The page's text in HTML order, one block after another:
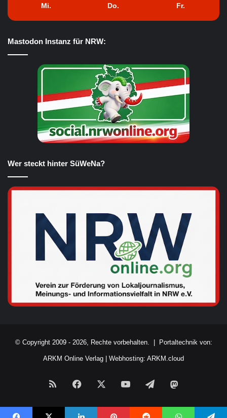
Mi. Do. Fr.
Mastodon Instanz für NRW:
Wer steckt hinter SüWeNa?
© Copyright 2009 - 2026, Rechte vorbehalten. | Portaltechnik von:
ARKM Online Verlag Webhosting: ARKM.cloud
RSS Facebook YouTubeTelegram